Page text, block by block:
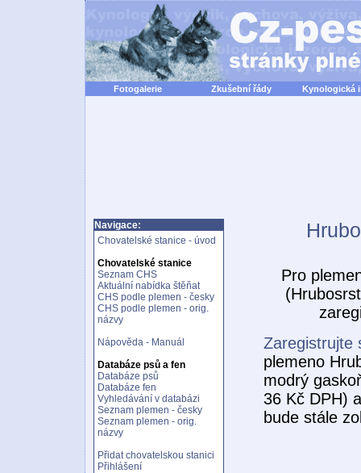
Fotogalerie Zkušební řády Kynologická
Navigace:
Chovatelské stanice - úvod
Chovatelské stanice
Seznam CHS
Aktuální nabídka štěňat
CHS podle plemen - česky
CHS podle plemen - orig.
názvy
Nápověda - Manuál
Databáze psů a fen
Databáze psů
Databáze fen
Vyhledávání v databázi
Seznam plemen - česky
Seznam plemen - orig.
názvy
Přidat chovatelskou stanici
Přihlášení
Pro
Zaregistrujte
plemeno
modrý
36 Kč DPH)
bude stále